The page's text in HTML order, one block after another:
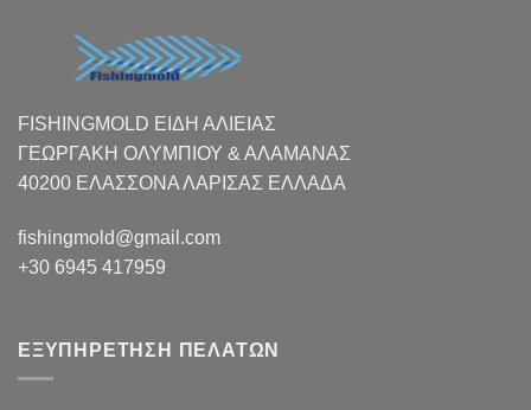
FISHINGMOLD ΕΙΔΗ ΑΛΙΕΙΑΣ
ΓΕΩΡΓΑΚΗ ΟΛΥΜΠΙΟΥ & ΑΛΑΜΑΝΑΣ
40200 ΕΛΑΣΣΟΝΑ ΛΑΡΙΣΑΣ EΛΛΑΔΑ
fishingmold@gmail.com
+30 6945 417959
ΕΞΥΠΗΡΕΤΗΣΗ ΠΕΛΑΤΩΝ